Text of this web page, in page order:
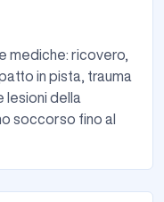
mediche: ricovero,
in pista, trauma
lesioni della
soccorso fino al